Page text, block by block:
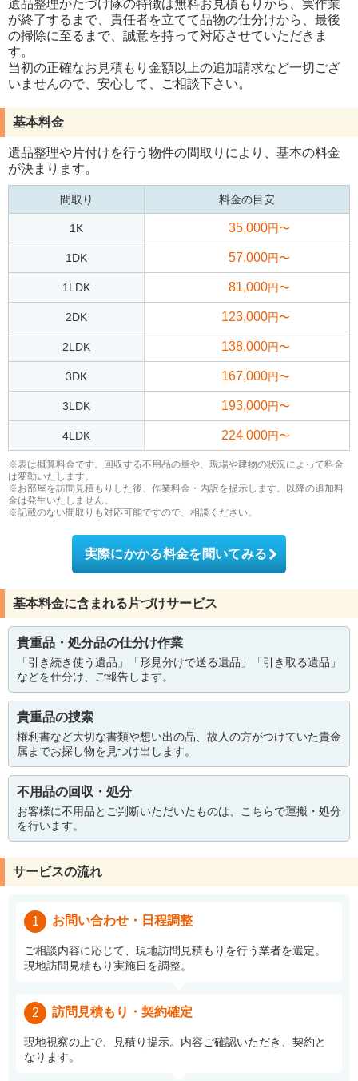
遺品整理かたづけ隊の特徴は無料お見積もりから、実作業
が終了するまで、責任者を立てて品物の仕分けから、最後
の掃除に至るまで、誠意を持って対応させていただきま
す。
当初の正確なお見積もり金額以上の追加請求など一切ござ
いませんので、安心して、ご相談下さい。
基本料金
遺品整理や片付けを行う物件の間取りにより、基本の料金
が決まります。
間取り 料金の目安
1K 35,000円〜
1DK 57,000円〜
1LDK 81,000円〜
2DK 123,000円〜
2LDK 138,000円〜
3DK 167,000円〜
3LDK 193,000円〜
4LDK 224,000円〜
※表は概算料金です。回収する不用品の量や、現場や建物の状況によって料金
は変動いたします。
※お部屋を訪問見積もりした後、作業料金・内訳を提示します。以降の追加料
金は発生いたしません。
※記載のない間取りも対応可能ですので、相談ください。
実際にかかる料金を聞いてみる
基本料金に含まれる片づけサービス
貴重品・処分品の仕分け作業
「引き続き使う遺品」「形見分けで送る遺品」「引き取る遺品」
などを仕分け、ご報告します。
貴重品の捜索
権利書など大切な書類や想い出の品、故人の方がつけていた貴金
属までお探し物を見つけ出します。
不用品の回収・処分
お客様に不用品とご判断いただいたものは、こちらで運搬・処分
を行います。
サービスの流れ
1 お問い合わせ・日程調整
ご相談内容に応じて、現地訪問見積もりを行う業者を選定。
現地訪問見積もり実施日を調整。
2 訪問見積もり・契約確定
現地視察の上で、見積り提示。内容ご確認いただき、契約と
なります。